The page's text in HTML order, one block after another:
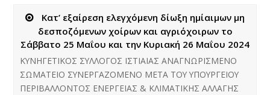
Κατ’ εξαίρεση ελεγχόμενη δίωξη ημίαιμων μη
δεσποζόμενων χοίρων και αγριόχοιρων το
Σάββατο 25 Μαΐου και την Κυριακή 26 Μαΐου 2024
ΚΥΝΗΓΕΤΙΚΟΣ ΣΥΛΛΟΓΟΣ ΙΣΤΙΑΙΑΣ ΑΝΑΓΝΩΡΙΣΜΕΝΟ
ΣΩΜΑΤΕΙΟ ΣΥΝΕΡΓΑΖΟΜΕΝΟ ΜΕΤΑ ΤΟΥ ΥΠΟΥΡΓΕΙΟΥ
ΠΕΡΙΒΑΛΛΟΝΤΟΣ ΕΝΕΡΓΕΙΑΣ & ΚΛΙΜΑΤΙΚΗΣ ΑΛΛΑΓΗΣ